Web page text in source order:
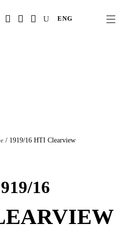
ENG
/ 1919/16 HTI Clearview
16